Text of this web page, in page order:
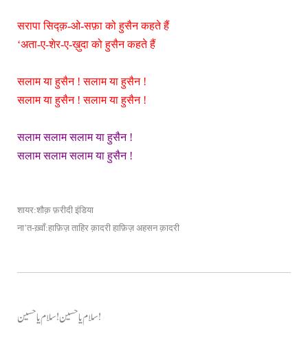
सरापा सिद्क़-ओ-सफ़ा को हुसैन कहते हैं
‘अता-ए-शेर-ए-ख़ुदा को हुसैन कहते हैं
सलाम या हुसैन ! सलाम या हुसैन !
सलाम या हुसैन ! सलाम या हुसैन !
सलाम सलाम सलाम या हुसैन !
सलाम सलाम सलाम या हुसैन !
शायर:शौक़ फ़रीदी इंडिया
ना’त-ख़्वाँ:हाफ़िज़ ताहिर क़ादरी हाफ़िज़ अहसन क़ादरी
سلام یا حسین! سلام یا حسین!